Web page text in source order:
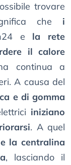
trovare
che i
e la rete
il calore
continua a
A causa del
e di gomma
iniziano
. A quel
la centralina
, lasciando il